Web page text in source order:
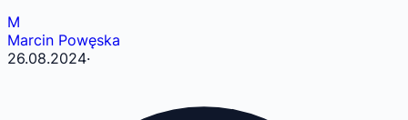
M
Marcin Powęska
26.08.2024·